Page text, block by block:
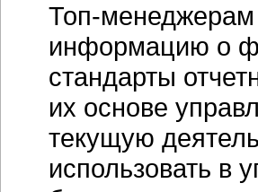
Топ-менеджерам
информацию о
стандарты
их основе
текущую
использовать в